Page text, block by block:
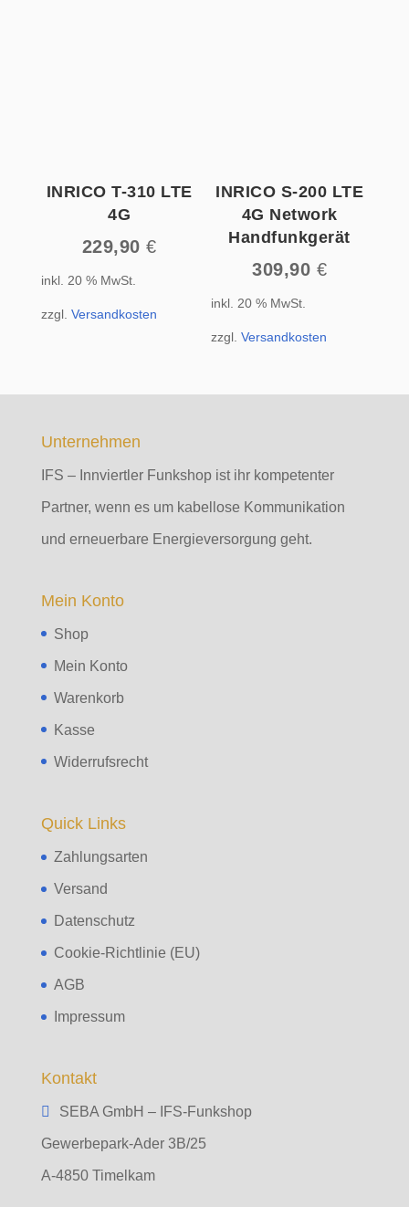
INRICO T-310 LTE
4G
229,90€
inkl. 20 % MwSt.
zzgl. Versandkosten
INRICO S-200 LTE
4G Network
Handfunkgerät
309,90 €
inkl. 20 % MwSt.
zzgl.Versandkosten
Unternehmen
IFS – Innviertler Funkshop ist ihr kompetenter
Partner, wenn es um kabellose Kommunikation
und erneuerbare Energieversorgung geht.
Mein Konto
Shop
Mein Konto
Warenkorb
Kasse
Widerrufsrecht
Quick Links
Zahlungsarten
Versand
Datenschutz
Cookie-Richtlinie (EU)
AGB
Impressum
Kontakt
SEBA GmbH – IFS-Funkshop
Gewerbepark-Ader 3B/25
A-4850 Timelkam